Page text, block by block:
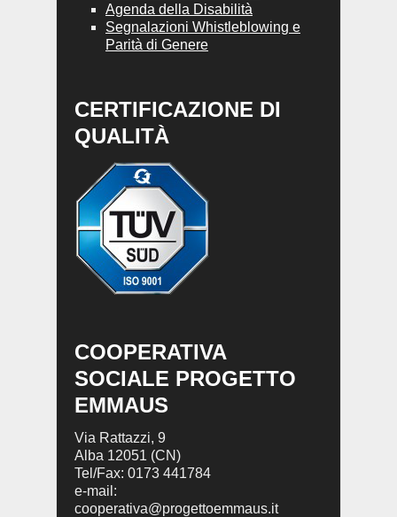
Agenda della Disabilità
Segnalazioni Whistleblowing e
Parità di Genere
CERTIFICAZIONE DI
QUALITÀ
COOPERATIVA
SOCIALE PROGETTO
EMMAUS
Via Rattazzi, 9
Alba 12051 (CN)
Tel/Fax: 0173 441784
e-mail:
cooperativa@progettoemmaus.it